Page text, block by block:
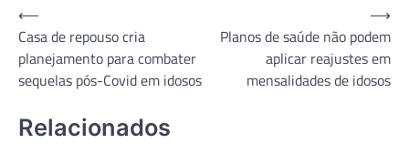
Navegação
de
Post
⟵
Casa de repouso cria
planejamento para combater
sequelas pós-Covid em idosos
Planos de saúde não podem
aplicar reajustes em
mensalidades de idosos
⟶
Relacionados